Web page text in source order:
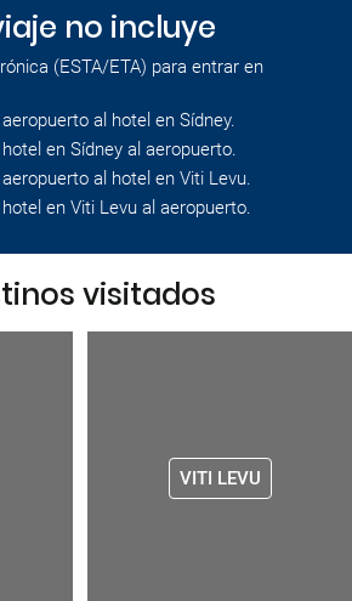
no incluye
(ESTA/ETA) para entrar en
al hotel en Sídney.
en Sídney al aeropuerto.
al hotel en Viti Levu.
en Viti Levu al aeropuerto.
visitados
VITI LEVU